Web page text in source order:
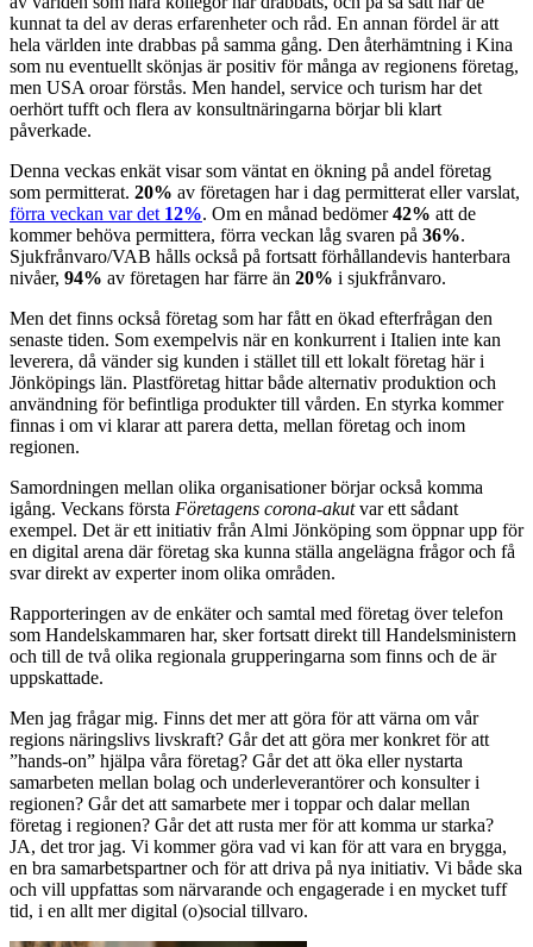
kunnat ta del av deras erfarenheter och råd. En annan fördel är att
hela världen inte drabbas på samma gång. Den återhämtning i Kina
som nu eventuellt skönjas är positiv för många av regionens företag,
men USA oroar förstås. Men handel, service och turism har det
oerhört tufft och flera av konsultnäringarna börjar bli klart
påverkade.
Denna veckas enkät visar som väntat en ökning på andel företag
som permitterat. 20% av företagen har i dag permitterat eller varslat,
förra veckan var det 12%. Om en månad bedömer42% att de
kommer behöva permittera, förra veckan låg svaren på 36%.
Sjukfrånvaro/VAB hålls också på fortsatt förhållandevis hanterbara
nivåer, 94% av företagen har färre än 20% i sjukfrånvaro.
Men det finns också företag som har fått en ökad efterfrågan den
senaste tiden. Som exempelvis när en konkurrent i Italien inte kan
leverera, då vänder sig kunden i stället till ett lokalt företag här i
Jönköpings län. Plastföretag hittar både alternativ produktion och
användning för befintliga produkter till vården. En styrka kommer
finnas i om vi klarar att parera detta, mellan företag och inom
regionen.
Samordningen mellan olika organisationer börjar också komma
igång. Veckans första Företagens corona-akutvar ett sådant
exempel. Det är ett initiativ från Almi Jönköping som öppnar upp för
en digital arena där företag ska kunna ställa angelägna frågor och få
svar direkt av experter inom olika områden.
Rapporteringen av de enkäter och samtal med företag över telefon
som Handelskammaren har, sker fortsatt direkt till Handelsministern
och till de två olika regionala grupperingarna som finns och de är
uppskattade.
Men jag frågar mig. Finns det mer att göra för att värna om vår
regions näringslivs livskraft? Går det att göra mer konkret för att
”hands-on” hjälpa våra företag? Går det att öka eller nystarta
samarbeten mellan bolag och underleverantörer och konsulter i
regionen? Går det att samarbete mer i toppar och dalar mellan
företag i regionen? Går det att rusta mer för att komma ur starka?
JA, det tror jag. Vi kommer göra vad vi kan för att vara en brygga,
en bra samarbetspartner och för att driva på nya initiativ. Vi både ska
och vill uppfattas som närvarande och engagerade i en mycket tuff
tid, i en allt mer digital (o)social tillvaro.